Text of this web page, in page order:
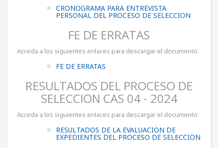
CRONOGRAMA PARA ENTREVISTA
PERSONAL DEL PROCESO DE SELECCION
FE DE ERRATAS
Acceda a los siguientes enlaces para descargar el documento:
FE DE ERRATAS
RESULTADOS DEL PROCESO DE
SELECCION CAS 04 - 2024
Acceda a los siguientes enlaces para descargar el documento:
RESULTADOS DE LA EVALUACION DE
EXPEDIENTES DEL PROCESO DE SELECCION